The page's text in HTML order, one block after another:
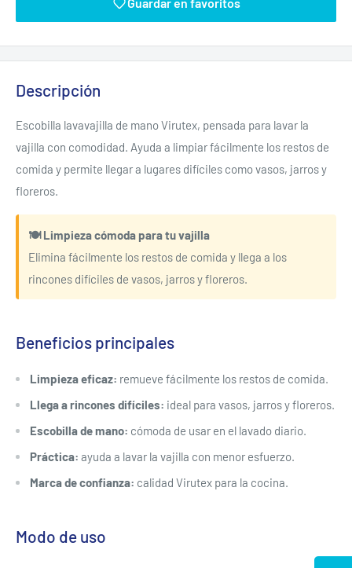
Guardar en favoritos
Descripción
Escobilla lavavajilla de mano Virutex, pensada para lavar la
vajilla con comodidad. Ayuda a limpiar fácilmente los restos de
comida y permite llegar a lugares difíciles como vasos, jarros y
floreros.
🍽️ Limpieza cómoda para tu vajilla
Elimina fácilmente los restos de comida y llega a los
rincones difíciles de vasos, jarros y floreros.
Beneficios principales
Limpieza eficaz: remueve fácilmente los restos de comida.
Llega a rincones difíciles: ideal para vasos, jarros y floreros.
Escobilla de mano: cómoda de usar en el lavado diario.
Práctica: ayuda a lavar la vajilla con menor esfuerzo.
Marca de confianza: calidad Virutex para la cocina.
Modo de uso